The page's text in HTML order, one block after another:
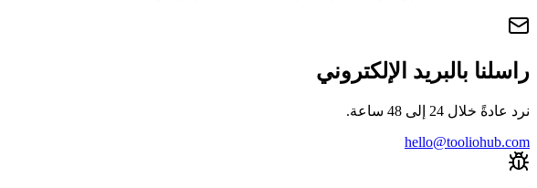
راسلنا بالبريد الإلكتروني
نرد عادةً خلال 24 إلى 48 ساعة.
hello@tooliohub.com